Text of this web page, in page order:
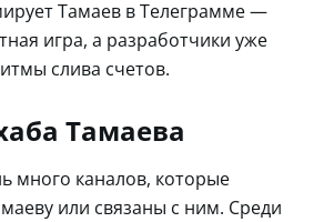
Тамаев в Телеграмме —
игра, а разработчики уже
слива счетов.
Тамаева
много каналов, которые
или связаны с ним. Среди